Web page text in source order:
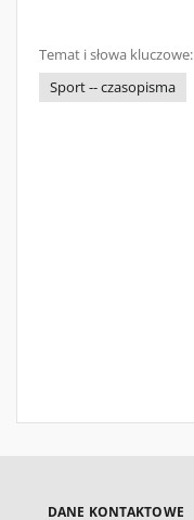
Temat i słowa kluczowe:
Sport -- czasopisma
DANE KONTAKTOWE